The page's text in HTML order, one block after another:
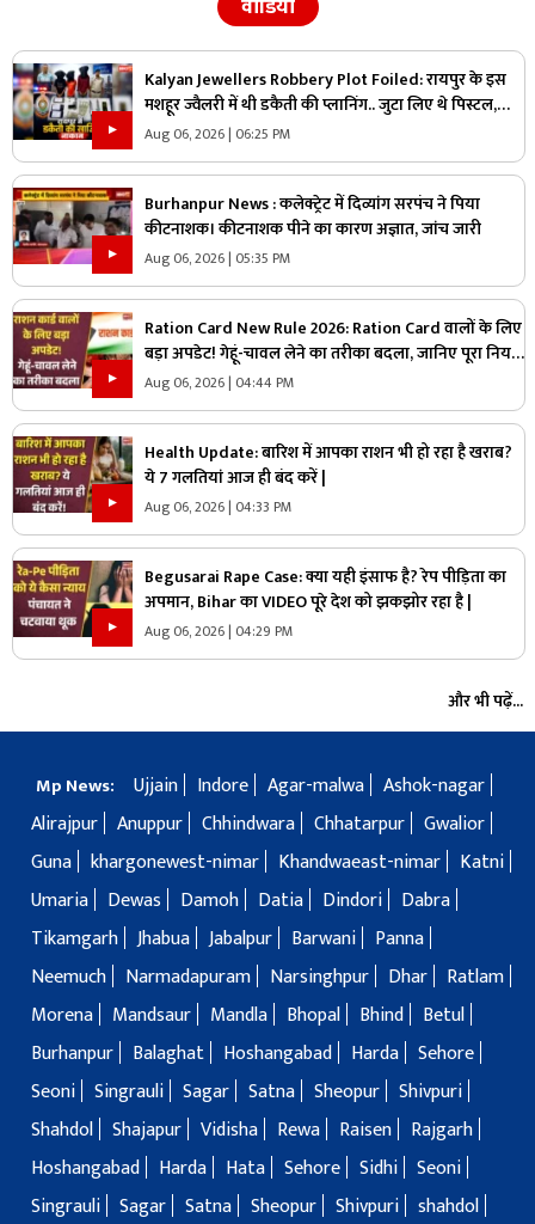
Kalyan Jewellers Robbery Plot Foiled: रायपुर के इस
मशहूर ज्वैलरी में थी डकैती की प्लानिंग.. जुटा लिए थे पिस्टल,
कारतूस और हथियार लेकिन पुलिस को अचानक आया एक कॉल
Aug 06, 2026 | 06:25 PM
Burhanpur News : कलेक्ट्रेट में दिव्यांग सरपंच ने पिया
कीटनाशक। कीटनाशक पीने का कारण अज्ञात, जांच जारी
Aug 06, 2026 | 05:35 PM
Ration Card New Rule 2026: Ration Card वालों के लिए
बड़ा अपडेट! गेहूं-चावल लेने का तरीका बदला, जानिए पूरा नियम
|
Aug 06, 2026 | 04:44 PM
Health Update: बारिश में आपका राशन भी हो रहा है खराब?
ये 7 गलतियां आज ही बंद करें |
Aug 06, 2026 | 04:33 PM
Begusarai Rape Case: क्या यही इंसाफ है? रेप पीड़िता का
अपमान, Bihar का VIDEO पूरे देश को झकझोर रहा है |
Aug 06, 2026 | 04:29 PM
और भी पढ़ें...
Mp News: Ujjain Indore Agar-malwa Ashok-nagar
Alirajpur Anuppur Chhindwara Chhatarpur Gwalior
Guna khargonewest-nimar Khandwaeast-nimar
Katni
Umaria
Dewas Damoh Datia Dindori
Dabra
Tikamgarh Jhabua Jabalpur Barwani
Panna
Neemuch
Narmadapuram Narsinghpur Dhar
Ratlam
Morena
Mandsaur Mandla Bhopal Bhind
Betul
Burhanpur
Balaghat Hoshangabad Harda Sehore
Seoni Singrauli Sagar Satna Sheopur Shivpuri
Shahdol Shajapur Vidisha Rewa Raisen
Rajgarh
Hoshangabad
Harda Hata Sehore Sidhi Seoni
Singrauli Sagar Satna Sheopur Shivpuri shahdol